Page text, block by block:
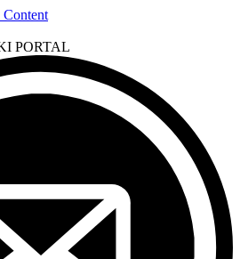
Content
PORTAL